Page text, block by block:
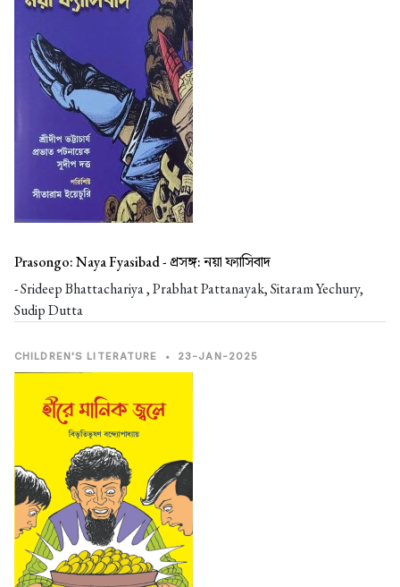
Prasongo: Naya Fyasibad -প্রসঙ্গ: নয়া ফ্যাসিবাদ
- Srideep Bhattachariya , Prabhat Pattanayak, Sitaram Yechury,
Sudip Dutta
CHILDREN'S LITERATURE • 23-JAN-2025